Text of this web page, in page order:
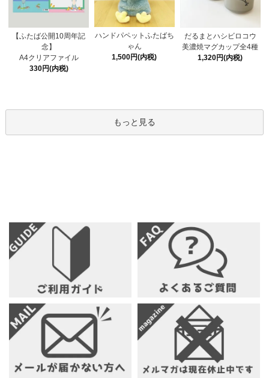
【ふたば公開10周年記
念】
A4クリアファイル
330円(内税)
ハンドパペットふたばち
ゃん
1,500円(内税)
だるまとハシビロコウ
美濃焼マグカップ全4種
1,320円(内税)
もっと見る